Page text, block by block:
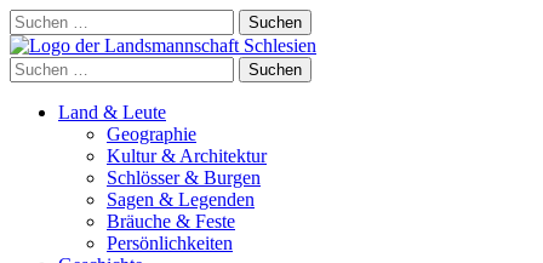
Skip
to
content
Suchen
nach:
Suchen
nach:
Land & Leute
Geographie
Kultur & Architektur
Schlösser & Burgen
Sagen & Legenden
Bräuche & Feste
Persönlichkeiten